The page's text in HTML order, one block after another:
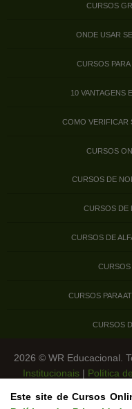
CURSOS
ONDE USAR
CURSOS
10 VANTAGENS
COMO VERIFICAR
CURSOS
CURSOS DE
CURSOS DE
CURSOS DE
CURSOS
CURSOS PARA
CURSOS
2026 © WR Educacional.
Institucionais| Política
Este site de Cursos